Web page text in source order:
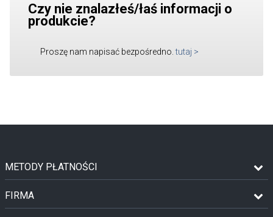
Czy nie znalazłeś/łaś informacji o
produkcie?
Proszę nam napisać bezpośredno. tutaj >
METODY PŁATNOŚCI
FIRMA